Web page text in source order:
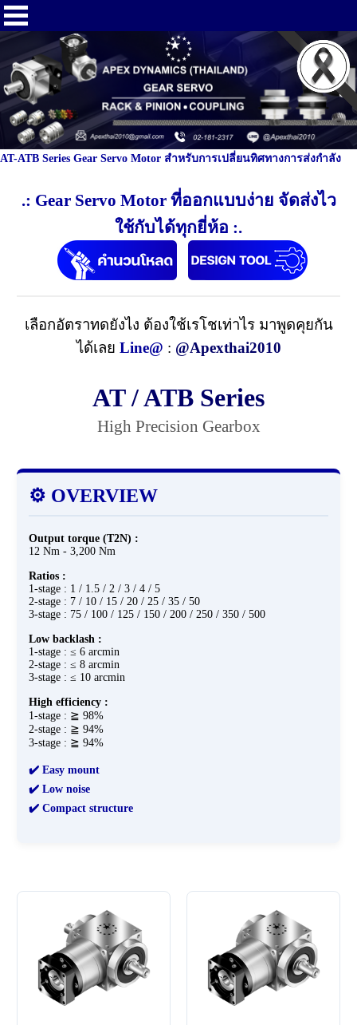
AT-ATB Series Gear Servo Motor สำหรับการเปลี่ยนทิศทางการส่งกำลัง
.: Gear Servo Motor ที่ออกแบบง่าย จัดส่งไว
ใช้กับได้ทุกยี่ห้อ :.
เลือกอัตราทดยังไง ต้องใช้เรโชเท่าไร มาพูดคุยกัน
ได้เลย Line@ : @Apexthai2010
AT / ATB Series
High Precision Gearbox
⚙️ OVERVIEW
Output torque (T2N) :
12 Nm - 3,200 Nm
Ratios :
1-stage : 1 / 1.5 / 2 / 3 / 4 / 5
2-stage : 7 / 10 / 15 / 20 / 25 / 35 / 50
3-stage : 75 / 100 / 125 / 150 / 200 / 250 / 350 / 500
Low backlash :
1-stage : ≤ 6 arcmin
2-stage : ≤ 8 arcmin
3-stage : ≤ 10 arcmin
High efficiency :
1-stage : ≧ 98%
2-stage : ≧ 94%
3-stage : ≧ 94%
✔️ Easy mount
✔️ Low noise
✔️ Compact structure